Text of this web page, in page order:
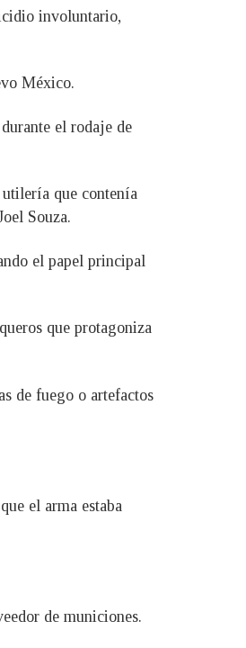
involuntario,
México.
el rodaje de
que contenía
Souza.
el papel principal
que protagoniza
de fuego o artefactos
el arma estaba
de municiones.